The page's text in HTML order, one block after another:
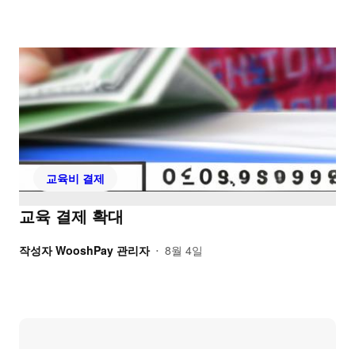
교육비 결제
교육 결제 확대
작성자 WooshPay 관리자 • 8월 4일